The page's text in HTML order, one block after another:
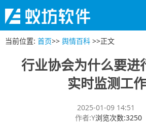
当前位置: 首页>> 舆情百科 >>正文
行业协会为什么要进
实时监测工作
2025-01-09 14:51
作者:Y浏览次数:3250